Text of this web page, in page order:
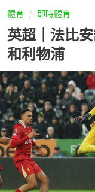
體育 即時體育
英超｜法比
和利物浦